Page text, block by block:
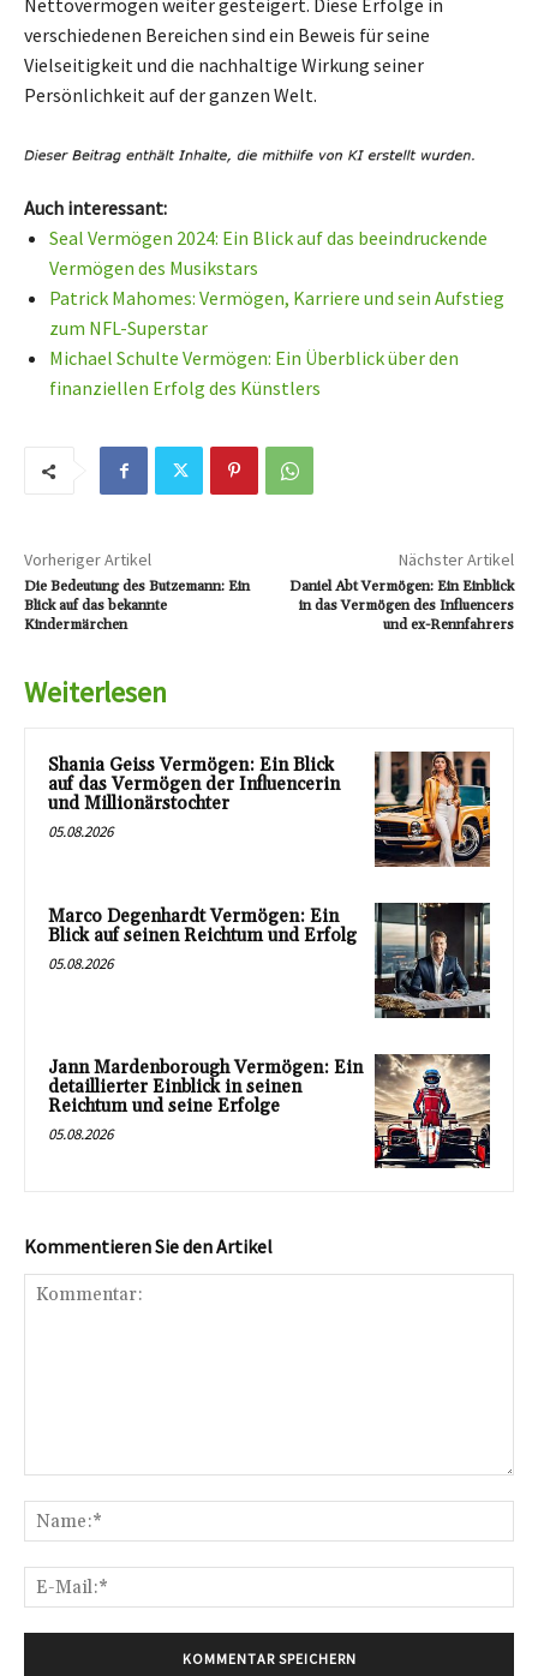
verschiedenen Bereichen sind ein Beweis für seine
Vielseitigkeit und die nachhaltige Wirkung seiner
Persönlichkeit auf der ganzen Welt.
Auch interessant:
Seal Vermögen 2024: Ein Blick auf das beeindruckende
Vermögen des Musikstars
Patrick Mahomes: Vermögen, Karriere und sein Aufstieg
zum NFL-Superstar
Michael Schulte Vermögen: Ein Überblick über den
finanziellen Erfolg des Künstlers
Vorheriger Artikel
Die Bedeutung des Butzemann: Ein
Blick auf das bekannte
Kindermärchen
Nächster Artikel
Daniel Abt Vermögen: Ein Einblick
in das Vermögen des Influencers
und ex-Rennfahrers
Weiterlesen
Shania Geiss Vermögen: Ein Blick
auf das Vermögen der Influencerin
und Millionärstochter
05.08.2026
Marco Degenhardt Vermögen: Ein
Blick auf seinen Reichtum und Erfolg
05.08.2026
Jann Mardenborough Vermögen: Ein
detaillierter Einblick in seinen
Reichtum und seine Erfolge
05.08.2026
Kommentieren Sie den Artikel